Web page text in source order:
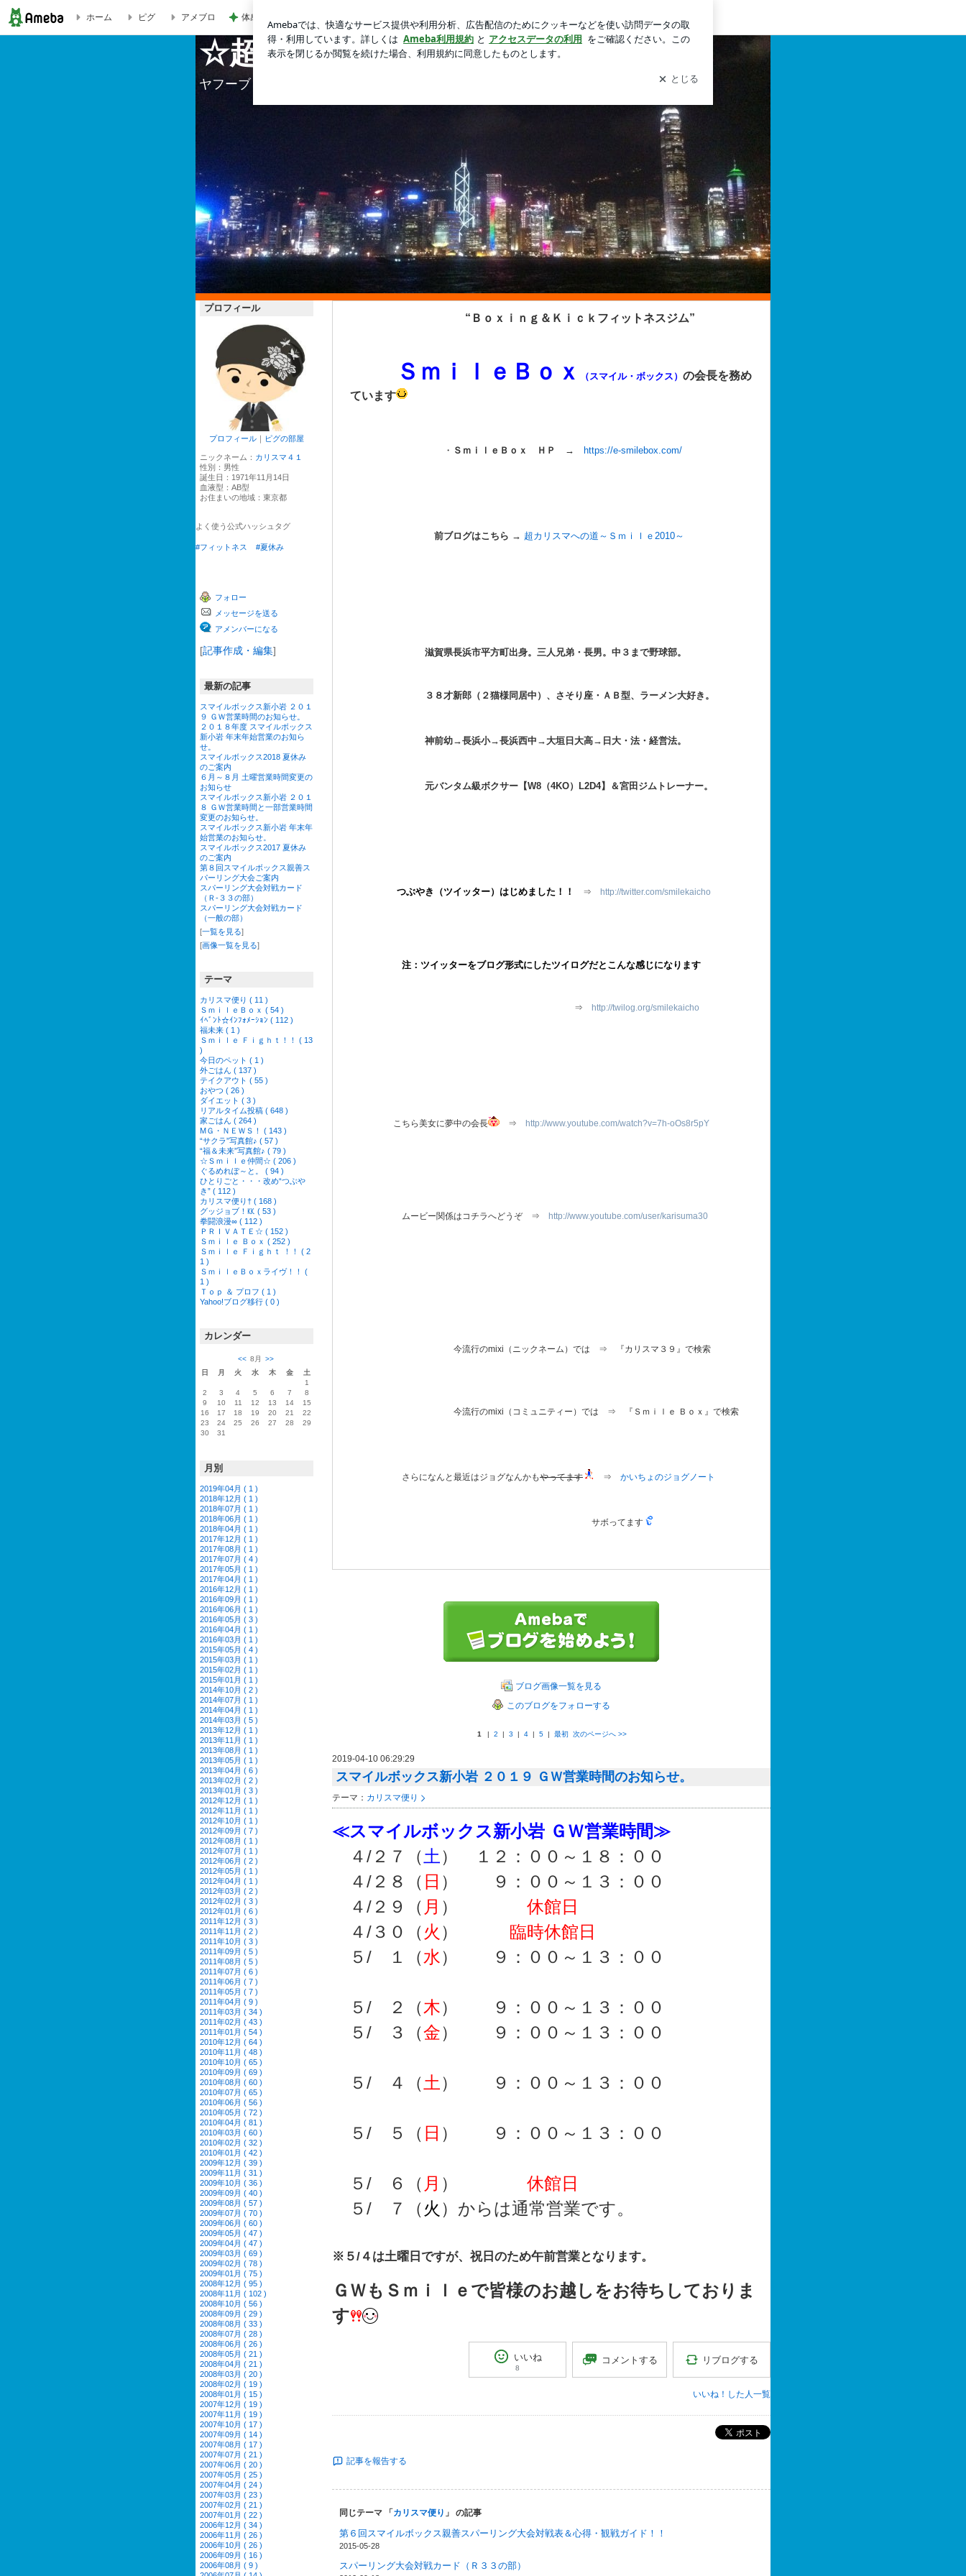
ホーム ピグ アメブロ 体感を信じて諦めたフラダンス
☆超カリスマへの道～２０１５～☆
ヤフーブログから引っ越してきました！！どうぞごひいきに！！
プロフィール
プロフィール ｜ ピグの部屋
ニックネーム： カリスマ４１
性別： 男性
誕生日： 1971年11月14日
血液型： AB型
お住まいの地域： 東京都
よく使う公式ハッシュタグ
#フィットネス #夏休み
フォロー
メッセージを送る
アメンバーになる
[記事作成・編集]
最新の記事
スマイルボックス新小岩 ２０１
９ ＧＷ営業時間のお知らせ。
２０１８年度 スマイルボックス
新小岩 年末年始営業のお知ら
せ。
スマイルボックス2018 夏休み
のご案内
６月～８月 土曜営業時間変更の
お知らせ
スマイルボックス新小岩 ２０１
８ ＧＷ営業時間と一部営業時間
変更のお知らせ。
スマイルボックス新小岩 年末年
始営業のお知らせ。
スマイルボックス2017 夏休み
のご案内
第８回スマイルボックス親善ス
パーリング大会ご案内
スパーリング大会対戦カード
（Ｒ-３３の部）
スパーリング大会対戦カード
（一般の部）
[一覧を見る]
[画像一覧を見る]
テーマ
カリスマ便り ( 11 )
ＳｍｉｌｅＢｏｘ ( 54 )
ｲﾍﾞﾝﾄ☆ｲﾝﾌｫﾒｰｼｮﾝ ( 112 )
福未来 ( 1 )
Ｓｍｉｌｅ Ｆｉｇｈｔ！！ ( 13
)
今日のペット ( 1 )
外ごはん ( 137 )
テイクアウト ( 55 )
おやつ ( 26 )
ダイエット ( 3 )
リアルタイム投稿 ( 648 )
家ごはん ( 264 )
МＧ・ＮＥＷＳ！ ( 143 )
“サクラ”写真館♪ ( 57 )
“福＆未来”写真館♪ ( 79 )
☆Ｓｍｉｌｅ仲間☆ ( 206 )
ぐるめれぽ～と。 ( 94 )
ひとりごと・・・改め“つぶや
き” ( 112 )
カリスマ便り† ( 168 )
グッジョブ！㏍ ( 53 )
拳闘浪漫∞ ( 112 )
ＰＲＩＶＡＴＥ☆ ( 152 )
Ｓｍｉｌｅ Ｂｏｘ ( 252 )
Ｓｍｉｌｅ Ｆｉｇｈｔ ！！ ( 2
1 )
ＳｍｉｌｅＢｏｘライヴ！！ (
1 )
Ｔｏｐ ＆ プロフ ( 1 )
Yahoo!ブログ移行 ( 0 )
カレンダー
<< 8月
>>
日
月 火 水 木 金
土
1
2
3 4 5 6 7
8
9
10 11 12 13 14
15
16
17 18 19 20 21
22
23
24 25 26 27 28
29
30
31
月別
2019年04月 ( 1 )
2018年12月 ( 1 )
2018年07月 ( 1 )
2018年06月 ( 1 )
2018年04月 ( 1 )
2017年12月 ( 1 )
2017年08月 ( 1 )
2017年07月 ( 4 )
2017年05月 ( 1 )
2017年04月 ( 1 )
2016年12月 ( 1 )
2016年09月 ( 1 )
2016年06月 ( 1 )
2016年05月 ( 3 )
2016年04月 ( 1 )
2016年03月 ( 1 )
2015年05月 ( 4 )
2015年03月 ( 1 )
2015年02月 ( 1 )
2015年01月 ( 1 )
2014年10月 ( 2 )
2014年07月 ( 1 )
2014年04月 ( 1 )
2014年03月 ( 5 )
2013年12月 ( 1 )
2013年11月 ( 1 )
2013年08月 ( 1 )
2013年05月 ( 1 )
2013年04月 ( 6 )
2013年02月 ( 2 )
2013年01月 ( 3 )
2012年12月 ( 1 )
2012年11月 ( 1 )
2012年10月 ( 1 )
2012年09月 ( 7 )
2012年08月 ( 1 )
2012年07月 ( 1 )
2012年06月 ( 2 )
2012年05月 ( 1 )
2012年04月 ( 1 )
2012年03月 ( 2 )
2012年02月 ( 3 )
2012年01月 ( 6 )
2011年12月 ( 3 )
2011年11月 ( 2 )
2011年10月 ( 3 )
2011年09月 ( 5 )
2011年08月 ( 5 )
2011年07月 ( 6 )
2011年06月 ( 7 )
2011年05月 ( 7 )
2011年04月 ( 9 )
2011年03月 ( 34 )
2011年02月 ( 43 )
2011年01月 ( 54 )
2010年12月 ( 64 )
2010年11月 ( 48 )
2010年10月 ( 65 )
2010年09月 ( 69 )
2010年08月 ( 60 )
2010年07月 ( 65 )
2010年06月 ( 56 )
2010年05月 ( 72 )
2010年04月 ( 81 )
2010年03月 ( 60 )
2010年02月 ( 32 )
2010年01月 ( 42 )
2009年12月 ( 39 )
2009年11月 ( 31 )
2009年10月 ( 36 )
2009年09月 ( 40 )
2009年08月 ( 57 )
2009年07月 ( 70 )
2009年06月 ( 60 )
2009年05月 ( 47 )
2009年04月 ( 47 )
2009年03月 ( 69 )
2009年02月 ( 78 )
2009年01月 ( 75 )
2008年12月 ( 95 )
2008年11月 ( 102 )
2008年10月 ( 56 )
2008年09月 ( 29 )
2008年08月 ( 33 )
2008年07月 ( 28 )
2008年06月 ( 26 )
2008年05月 ( 21 )
2008年04月 ( 21 )
2008年03月 ( 20 )
2008年02月 ( 19 )
2008年01月 ( 15 )
2007年12月 ( 19 )
2007年11月 ( 19 )
2007年10月 ( 17 )
2007年09月 ( 14 )
2007年08月 ( 17 )
2007年07月 ( 21 )
2007年06月 ( 20 )
2007年05月 ( 25 )
2007年04月 ( 24 )
2007年03月 ( 23 )
2007年02月 ( 21 )
2007年01月 ( 22 )
2006年12月 ( 34 )
2006年11月 ( 26 )
2006年10月 ( 26 )
2006年09月 ( 16 )
2006年08月 ( 9 )
“Ｂｏｘｉｎｇ＆Ｋｉｃｋフィットネスジム”
ＳｍｉｌｅＢｏｘ （スマイル・ボックス） の会長を務め
ています
・ ＳｍｉｌｅＢｏｘ ＨＰ → https://e-smilebox.com/
前ブログはこちら → 超カリスマへの道～Ｓｍｉｌｅ2010～
滋賀県長浜市平方町出身。三人兄弟・長男。中３まで野球部。
３８才新郎（２猫様同居中）、さそり座・ＡＢ型、ラーメン大好き。
神前幼→長浜小→長浜西中→大垣日大高→日大・法・経営法。
元バンタム級ボクサー【W8（4KO）L2D4】＆宮田ジムトレーナー。
つぶやき（ツイッター）はじめました！！ ⇒ http://twitter.com/smilekaicho
注：ツイッターをブログ形式にしたツイログだとこんな感じになります
⇒ http://twilog.org/smilekaicho
こちら美女に夢中の会長 ⇒ http://www.youtube.com/watch?v=7h-oOs8r5pY
ムービー関係はコチラへどうぞ ⇒ http://www.youtube.com/user/karisuma30
今流行のmixi（ニックネーム）では ⇒ 『カリスマ３９』で検索
今流行のmixi（コミュニティー）では ⇒ 『Ｓｍｉｌｅ Ｂｏｘ』で検索
さらになんと最近はジョグなんかもやってます ⇒ かいちょのジョグノート
サボってます
ブログ画像一覧を見る
このブログをフォローする
1 | 2 | 3 | 4 | 5 | 最初 次のページへ >>
2019-04-10 06:29:29
スマイルボックス新小岩 ２０１９ ＧＷ営業時間のお知らせ。
テーマ： カリスマ便り
≪スマイルボックス新小岩 ＧＷ営業時間≫
４/２７（ 土 ） １２：００～１８：００
４/２８（ 日 ） ９：００～１３：００
４/２９（ 月 ） 休館日
４/３０（ 火 ） 臨時休館日
５/ １（水） ９：００～１３：００
５/ ２（木） ９：００～１３：００
５/ ３（金） ９：００～１３：００
５/ ４（ 土 ） ９：００～１３：００
５/ ５（ 日 ） ９：００～１３：００
５/ ６（ 月 ） 休館日
５/ ７（ 火 ）からは通常営業です。
※５/４は土曜日ですが、祝日のため午前営業となります。
ＧＷもＳｍｉｌｅで皆様のお越しをお待ちしておりま
す
いいね
8
コメントする リブログする
いいね！した人一覧
ポスト
記事を報告する
同じテーマ 「 カリスマ便り 」 の記事
第６回スマイルボックス親善スパーリング大会対戦表＆心得・観戦ガイド！！
2015-05-28
スパーリング大会対戦カード（Ｒ３３の部）